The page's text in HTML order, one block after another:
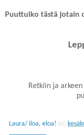
Puuttuiko tästä jotain
Retkiin ja
Laura/ iloa, eloa! klo